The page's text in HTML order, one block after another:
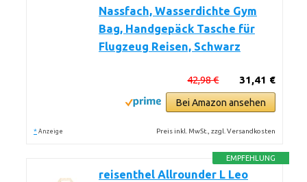
Nassfach, Wasserdichte Gym
Bag, Handgepäck Tasche für
Flugzeug Reisen, Schwarz
31,41 €
42,98 €
Bei Amazon ansehen
* Anzeige Preis inkl. MwSt., zzgl. Versandkosten
EMPFEHLUNG
reisenthel Allrounder L Leo